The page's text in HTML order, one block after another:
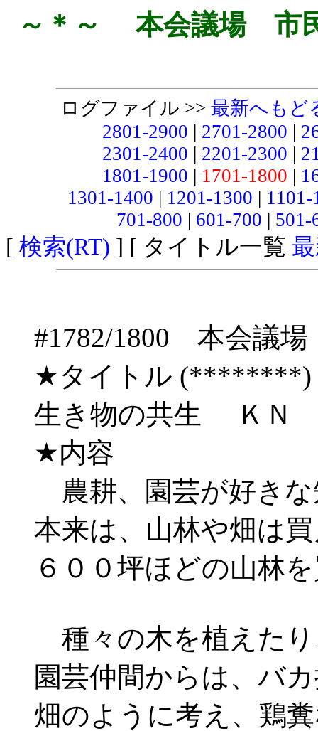
～＊～ 本会議場 市
ログファイル >> 最新へもど
2801-2900 | 2701-2800 |
2301-2400 | 2201-2300 |
1801-1900 | 1701-1800 |
1301-1400 | 1201-1300 |
701-800 | 601-700 |
[ 検索(RT) ] [ タイトル一覧
#1782/1800 本会議
★タイトル (********)
生き物の共生 ＫＮ
★内容
農耕、園芸が好き
本来は、山林や畑は
６００坪ほどの山林
種々の木を植えたり
園芸仲間からは、バ
畑のように考え、鶏